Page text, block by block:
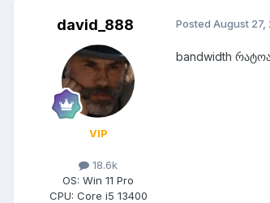
david_888
VIP
18.6k
OS: Win 11 Pro
CPU: Core i5 13400
Posted August 27,
bandwidth